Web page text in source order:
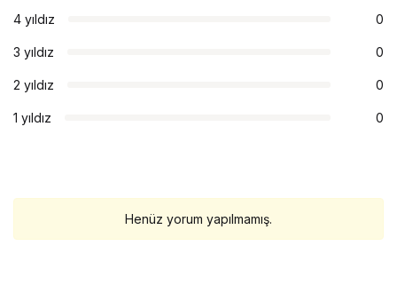
4 yıldız 0
3 yıldız 0
2 yıldız 0
1 yıldız 0
Henüz yorum yapılmamış.